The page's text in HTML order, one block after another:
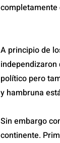
completamente
A principio de
político pero
y hambruna
Sin embargo
continente.